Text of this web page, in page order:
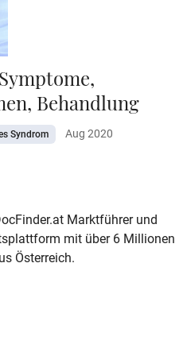
Behandlung
Syndrom Aug 2020
Marktführer und
mit über 6 Millionen
Österreich.